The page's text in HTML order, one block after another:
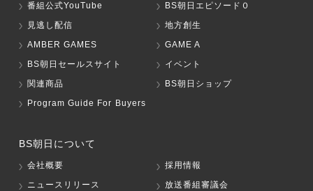
番組公式YouTube
BS朝日エピソード０
見逃し配信
地方創生
AMBER GAMES
GAME A
BS朝日セールスサイト
イベント
関連商品
BS朝日ショップ
Program Guide For Buyers
BS朝日について
会社概要
採用情報
ニュースリリース
放送番組審議会